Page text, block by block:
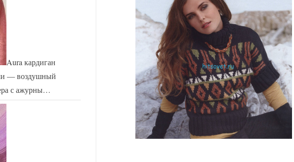
Aura кардиган
— воздушный
с ажурны…